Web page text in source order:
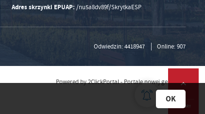
Adres skrzynki EPUAP: /nu5a8dv89f/SkrytkaESP
Odwiedzin: 4418947 Online: 907
Powered by2ClickPortal- Portale nowej generacji
DO GÓRY
OK